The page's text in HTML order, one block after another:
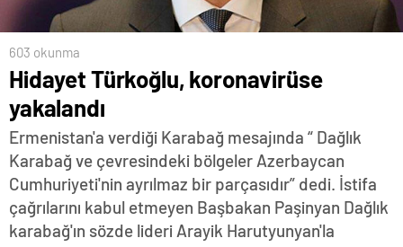
603 okunma
Hidayet Türkoğlu, koronavirüse
yakalandı
Ermenistan'a verdiği Karabağ mesajında “ Dağlık
Karabağ ve çevresindeki bölgeler Azerbaycan
Cumhuriyeti'nin ayrılmaz bir parçasıdır” dedi. İstifa
çağrılarını kabul etmeyen Başbakan Paşinyan Dağlık
karabağ'ın sözde lideri Arayik Harutyunyan'la